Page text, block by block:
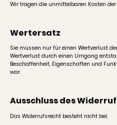
Wir tragen die unmittelbaren Kosten der
Wertersatz
Sie müssen nur für einen Wertverlust
Wertverlust durch einen Umgang
Beschaffenheit, Eigenschaften und
war.
Ausschluss des
Das Widerrufsrecht besteht nicht bei: